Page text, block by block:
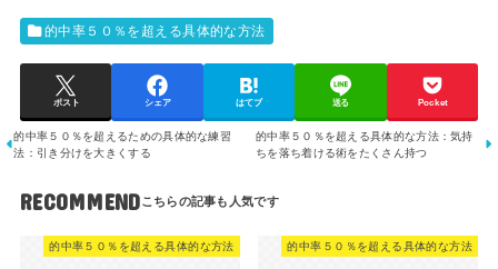
的中率５０％を超える具体的な方法
ポスト シェア はてブ 送る Pocket
的中率５０％を超えるための具体的な練習
法：引き分けを大きくする
的中率５０％を超える具体的な方法：気持
ちを落ち着ける術をたくさん持つ
RECOMMEND
的中率５０％を超える具体的な方法 的中率５０％を超える具体的な方法